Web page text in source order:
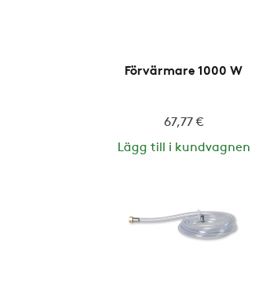
Förvärmare 1000 W
67,77 €
Lägg till i kundvagnen